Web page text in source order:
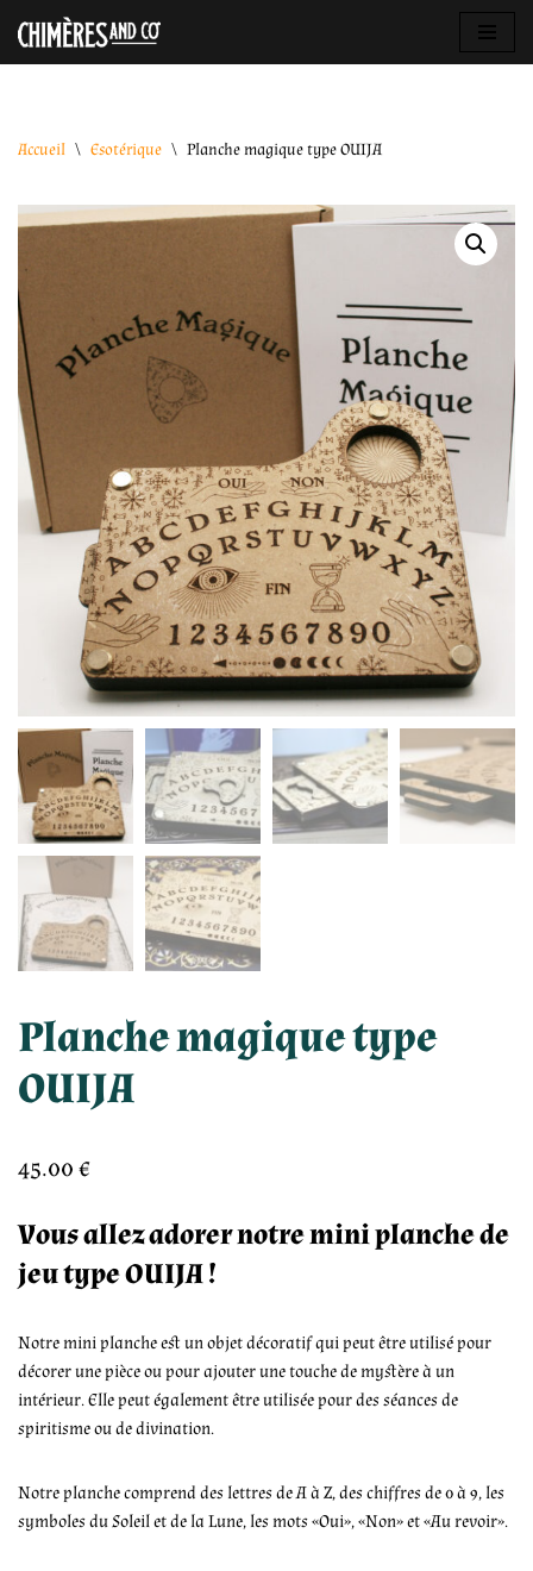
Aller
Accueil \ Esotérique \ Planche magique type OUIJA
Planche magique type
OUIJA
45.00€
Vous allez adorer notre mini planche de
jeu type OUIJA !
Notre mini planche est un objet décoratif qui peut être utilisé pour
décorer une pièce ou pour ajouter une touche de mystère à un
intérieur. Elle peut également être utilisée pour des séances de
spiritisme ou de divination.
Notre planche comprend des lettres de A à Z, des chiffres de 0 à 9, les
symboles du Soleil et de la Lune, les mots «Oui», «Non» et «Au revoir».